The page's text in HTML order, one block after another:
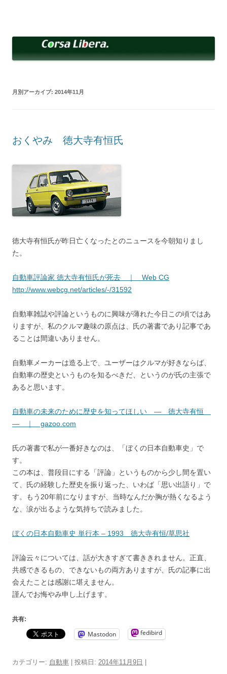
へ
ッ
月別アーカイブ: 2014年11月
おくやみ 徳大寺有恒氏
徳大寺有恒氏が昨日亡くなったとのニュースを今朝知りまし
た。
自動車評論家 徳大寺有恒氏が死去 ｜ Web CG
http://www.webcg.net/articles/-/31592
自動車雑誌や評論というものに興味が薄れた今日この頃ではあ
りますが、私のクルマ趣味の原点は、氏の著書であり記事であ
ることは間違いありません。
自動車メーカーは造る上で、ユーザーはクルマが好きならば、
自動車の歴史というものを知るべきだ、というのが氏の主張で
あると思います。
自動車の未来のために歴史を知ってほしい ― 徳大寺有恒
― ｜ gazoo.com
氏の著書で私が一番好きなのは、「ぼくの日本自動車史」で
す。
この本は、普段目にする「評論」というものから少し間を置い
て、氏の経験した歴史を振り返った、いわば「思い出語り」で
す。もう20年前になりますが、当時なんだか胸が熱くなるよう
な、涙が出るような気持ちで読みました。
ぼくの日本自動車史 単行本 – 1993 徳大寺有恒/草思社
評論云々については、話が大きすぎて書ききれません。正直、
共感できるもの、できないもの両方ありますが、氏の記事に出
会えたことは感謝に堪えません。
謹んでお悔やみ申し上げます。
共有:
Mastodon fedibird
カテゴリー: 自動車 | 投稿日: 2014年11月9日 |